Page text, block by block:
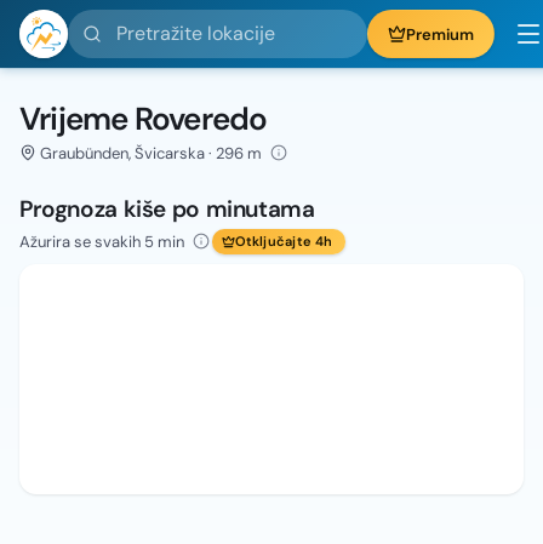
Pretražite lokacije Premium
Vrijeme Roveredo
Graubünden, Švicarska · 296 m
Prognoza kiše po minutama
Ažurira se svakih 5 min Otključajte 4h